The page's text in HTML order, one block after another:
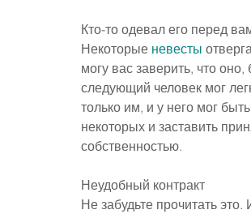
Кто-то одевал его перед
Некоторые невесты
могу вас заверить, что
следующий человек мог
только им, и у него мог
некоторых и заставить
собственностью.
Неудобный контракт
Не забудьте прочитать